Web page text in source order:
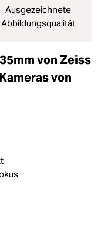
Ausgezeichnete
Abbildungsqualität
von Zeiss
von